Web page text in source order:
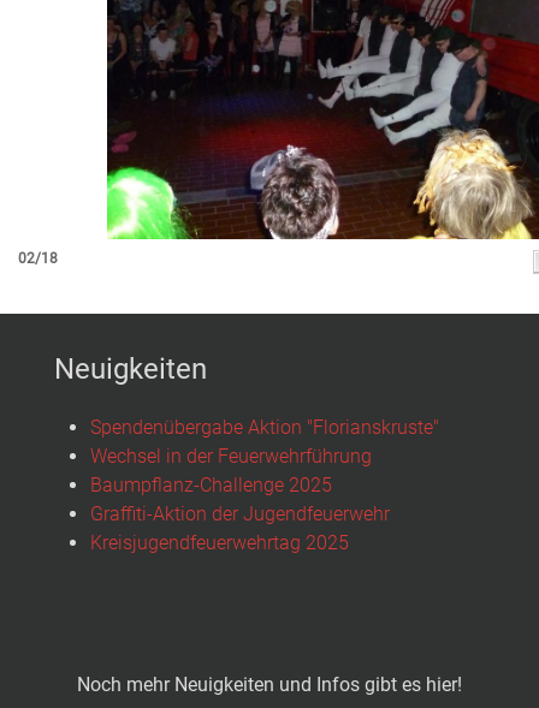
02/18
Neuigkeiten
Spendenübergabe Aktion "Florianskruste"
Wechsel in der Feuerwehrführung
Baumpflanz-Challenge 2025
Graffiti-Aktion der Jugendfeuerwehr
Kreisjugendfeuerwehrtag 2025
Noch mehr Neuigkeiten und Infos gibt es hier!